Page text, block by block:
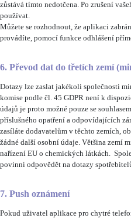
zůstává tímto nedotčena. Po zrušení
používat.
Můžete se rozhodnout, že aplikaci
provádíte, pomocí funkce odhlášení
6. Převod dat do třetích zemí
Dotazy lze zaslat jakékoli společnosti
komise podle čl. 45 GDPR není k
údajů je proto možné pouze se
příslušného opatření a odpovídajících
zasíláte dodavatelům v těchto zemích,
žádné další osobní údaje. Většina zemí
nařízení EU o chemických látkách.
povinni odpovědět na dotazy
7. Push oznámení
Pokud uživatel aplikace pro chytré